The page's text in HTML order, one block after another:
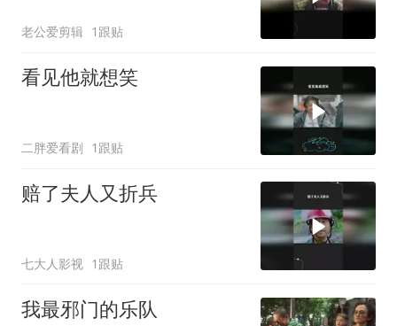
老公爱剪辑 1跟贴
看见他就想笑
二胖爱看剧 1跟贴
赔了夫人又折兵
七大人影视 1跟贴
我最邪门的乐队